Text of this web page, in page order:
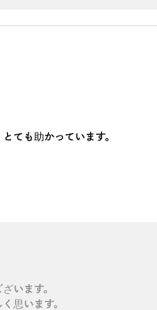
ても助かっています。
います。
思います。